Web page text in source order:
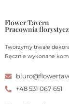
Flower Tavern
Pracownia
Tworzymy trwałe
Ręcznie wykonane
+48 531 067 651